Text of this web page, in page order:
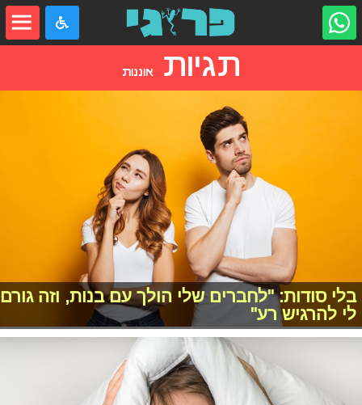
תגיותאוננות
בלי סודות: "לחברים שלי הולך עם בנות, וזה גורם
לי להרגיש רע"